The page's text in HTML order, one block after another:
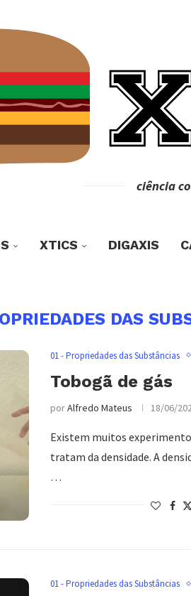
ciência
XTICS DIGAXIS
DAS
01 - Propriedades das Substâncias
Tobogã de gás
porAlfredo Mateus 18/06/
Existem muitos
tratam da densidade. A
…
01 - Propriedades das Substâncias